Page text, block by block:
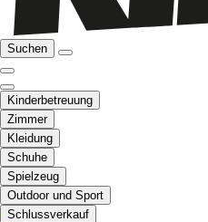
Suchen
Kinderbetreuung
Zimmer
Kleidung
Schuhe
Spielzeug
Outdoor und Sport
Schlussverkauf